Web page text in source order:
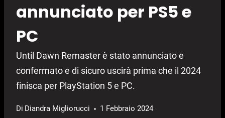
annunciato per PS5 e
PC
Until Dawn Remaster è stato annunciato e
confermato e di sicuro uscirà prima che il 2024
finisca per PlayStation 5 e PC.
Di Diandra Migliorucci 1 Febbraio 2024